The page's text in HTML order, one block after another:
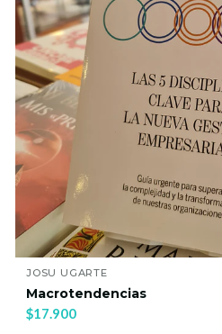
JOSU UGARTE
Macrotendencias
$17.900